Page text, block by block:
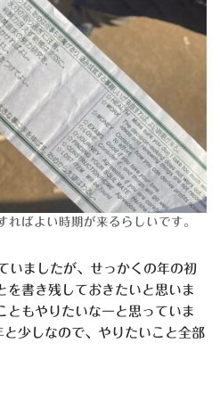
ればよい時期が来るらしいです。
いましたが、せっかくの年の初
を書き残しておきたいと思いま
ともやりたいなーと思っていま
少しなので、やりたいこと全部